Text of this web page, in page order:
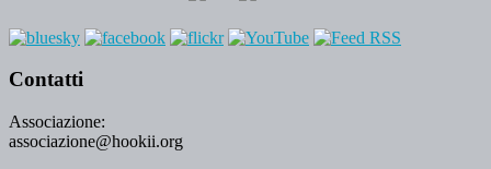
Contatti
Associazione:
associazione@hookii.org